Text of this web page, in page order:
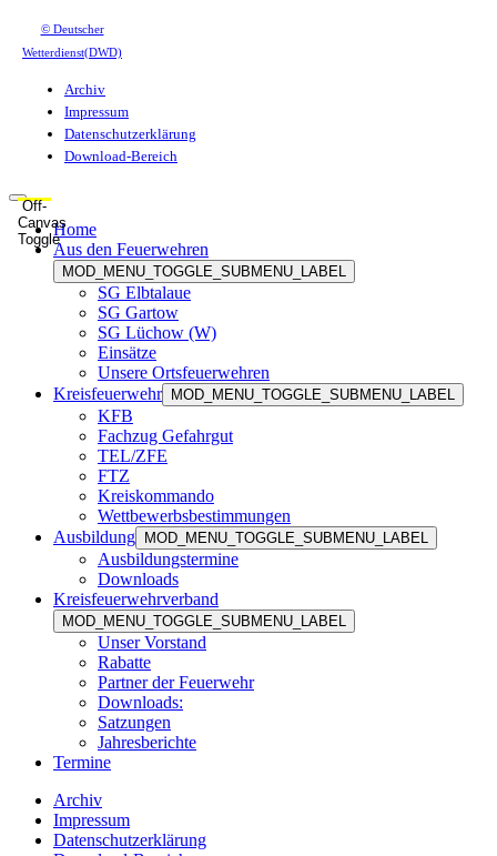
© Deutscher
Wetterdienst(DWD)
Archiv
Impressum
Datenschutzerklärung
Download-Bereich
Off-
Canvas
Toggle
Home
Aus den Feuerwehren
MOD_MENU_TOGGLE_SUBMENU_LABEL
SG Elbtalaue
SG Gartow
SG Lüchow (W)
Einsätze
Unsere Ortsfeuerwehren
Kreisfeuerwehr
MOD_MENU_TOGGLE_SUBMENU_LABEL
KFB
Fachzug Gefahrgut
TEL/ZFE
FTZ
Kreiskommando
Wettbewerbsbestimmungen
Ausbildung
MOD_MENU_TOGGLE_SUBMENU_LABEL
Ausbildungstermine
Downloads
Kreisfeuerwehrverband
MOD_MENU_TOGGLE_SUBMENU_LABEL
Unser Vorstand
Rabatte
Partner der Feuerwehr
Downloads:
Satzungen
Jahresberichte
Termine
Archiv
Impressum
Datenschutzerklärung